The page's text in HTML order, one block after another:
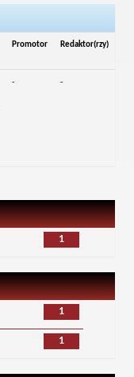
Promotor Redaktor(rzy)
- -
1
1
1